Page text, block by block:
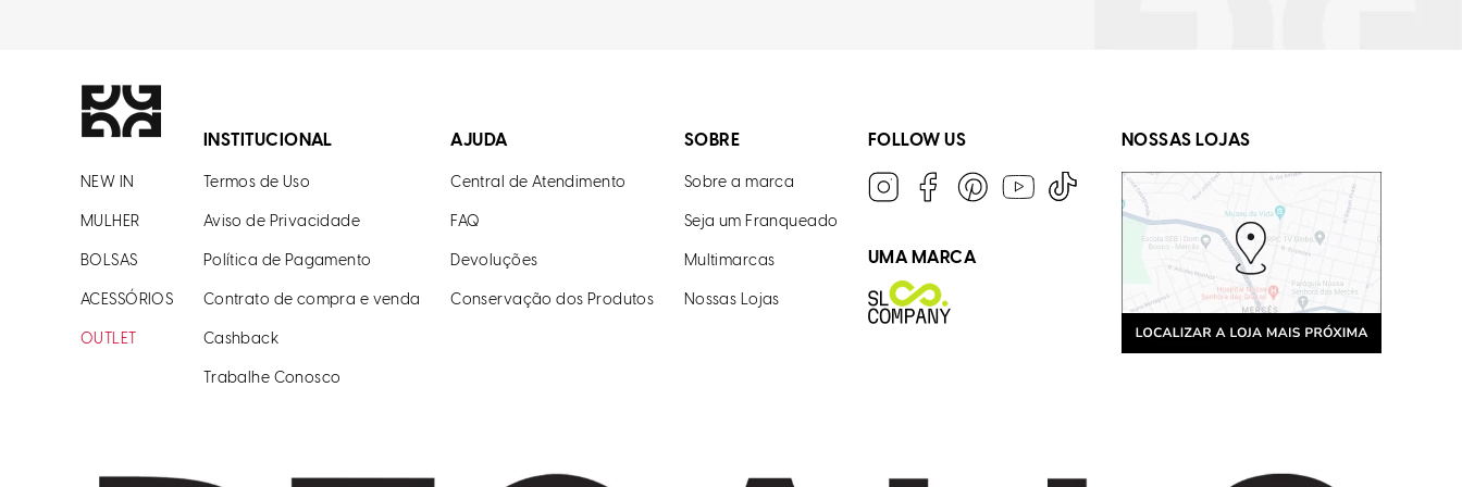
NEW IN
MULHER
BOLSAS
ACESSÓRIOS
OUTLET
INSTITUCIONAL
Termos de Uso
Aviso de Privacidade
Política de Pagamento
Contrato de compra e venda
Cashback
Trabalhe Conosco
AJUDA
Central de Atendimento
FAQ
Devoluções
Conservação dos Produtos
SOBRE
Sobre a marca
Seja um Franqueado
Multimarcas
Nossas Lojas
FOLLOW US
UMA MARCA
NOSSAS LOJAS